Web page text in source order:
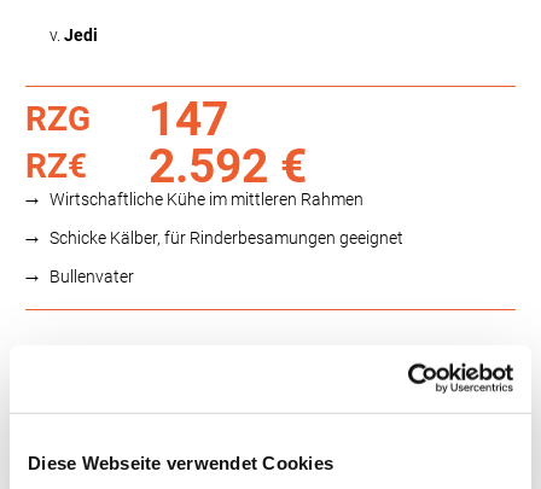
Diese Webseite verwendet Cookies
v. Jedi
RZG 147
RZ€ 2.592 €
Wirtschaftliche Kühe im mittleren Rahmen
Schicke Kälber, für Rinderbesamungen geeignet
Bullenvater
124
RZN
123